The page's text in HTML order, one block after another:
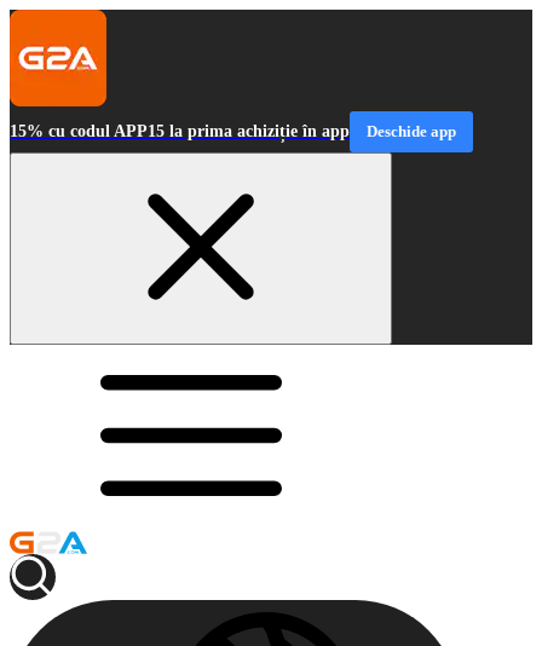
15% cu codul APP15 la prima achiziție în app Deschide app